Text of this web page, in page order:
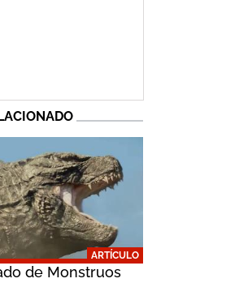
ARTÍCULO
de Monstruos